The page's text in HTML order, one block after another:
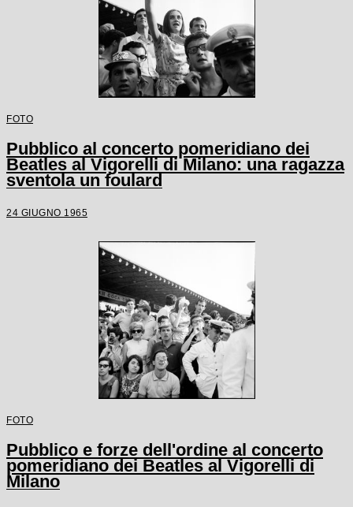
FOTO
Pubblico al concerto pomeridiano dei
Beatles al Vigorelli di Milano: una ragazza
sventola un foulard
24 GIUGNO 1965
FOTO
Pubblico e forze dell'ordine al concerto
pomeridiano dei Beatles al Vigorelli di
Milano